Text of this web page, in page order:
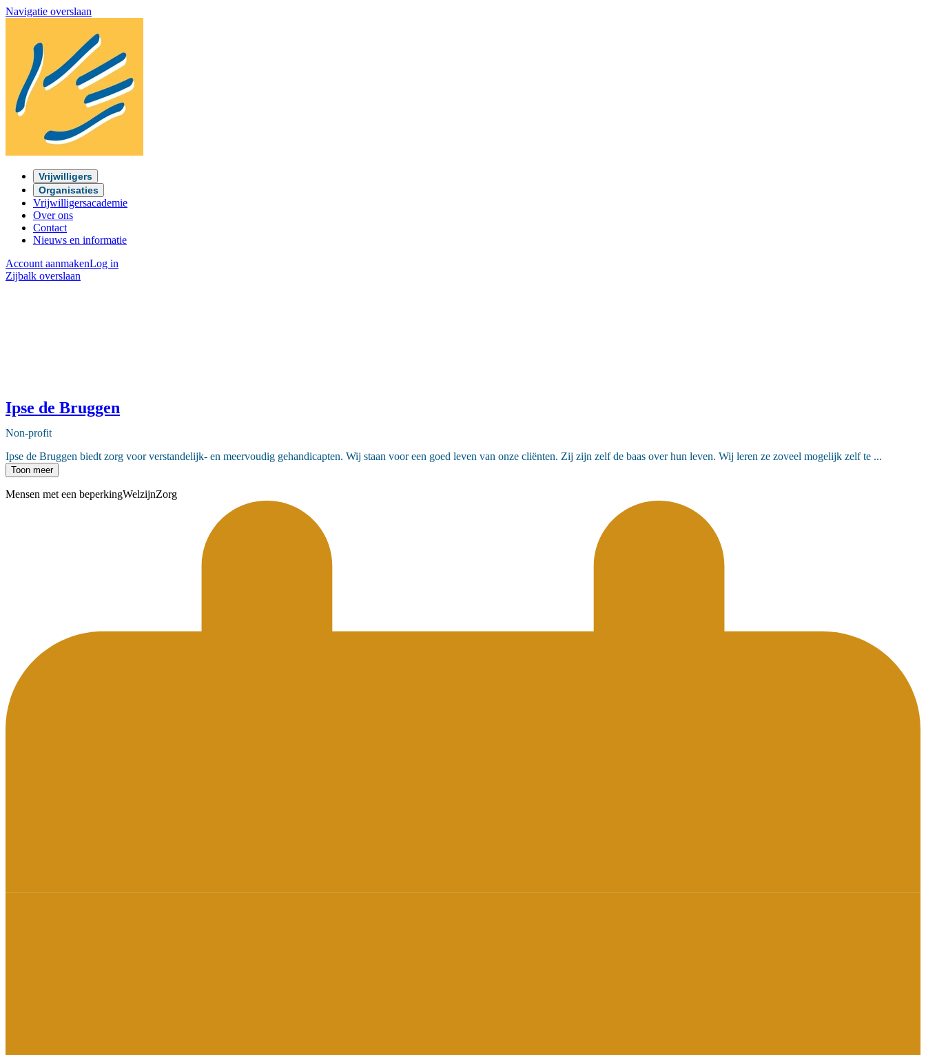
Navigatie overslaan
Vrijwilligers
Organisaties
Vrijwilligersacademie
Over ons
Contact
Nieuws en informatie
Account aanmakenLog in
Zijbalk overslaan
Ipse de Bruggen
Non-profit
Ipse de Bruggen biedt zorg voor verstandelijk- en meervoudig gehandicapten. Wij staan voor een goed leven van onze cliënten. Zij zijn zelf de baas over hun leven. Wij leren ze zoveel mogelijk zelf te ...
Toon meer
Mensen met een beperkingWelzijnZorg